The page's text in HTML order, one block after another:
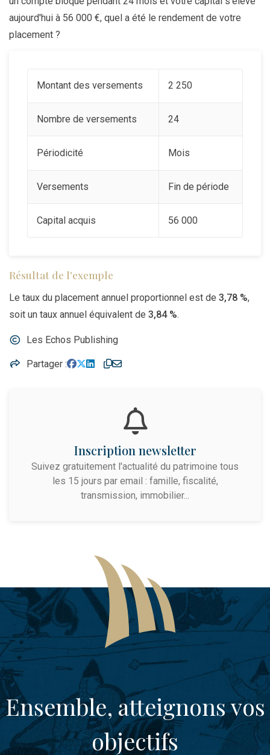
aujourd'hui à 56 000 €, quel a été le rendement de votre
placement ?
Montant des versements 2 250
Nombre de versements 24
Périodicité Mois
Versements Fin de période
Capital acquis 56 000
Résultat de l'exemple
Le taux du placement annuel proportionnel est de 3,78 %,
soit un taux annuel équivalent de 3,84 %.
Les Echos Publishing
Partager
Inscription newsletter
Suivez gratuitement l'actualité du patrimoine tous
les 15 jours par email : famille, fiscalité,
transmission, immobilier...
Ensemble, atteignons vos
objectifs